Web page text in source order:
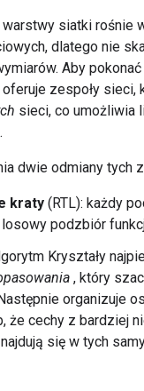
siatki rośnie
dlatego nie
Aby
zespoły sieci,
sieci, co umożliwia
dwie odmiany tych
kraty (RTL): każdy
podzbiór
Kryształy
, który
organizuje
że cechy z bardziej
się w tych